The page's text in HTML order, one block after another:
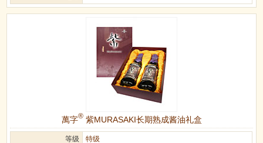
萬字®紫MURASAKI长期熟成酱油礼盒
等级 特级